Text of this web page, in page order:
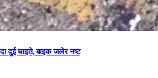
दुई घाइते, बाइक जलेर नष्ट